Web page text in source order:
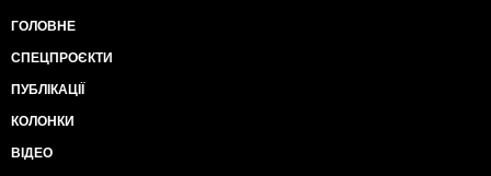
ГОЛОВНЕ
СПЕЦПРОЄКТИ
ПУБЛІКАЦІЇ
КОЛОНКИ
ВІДЕО